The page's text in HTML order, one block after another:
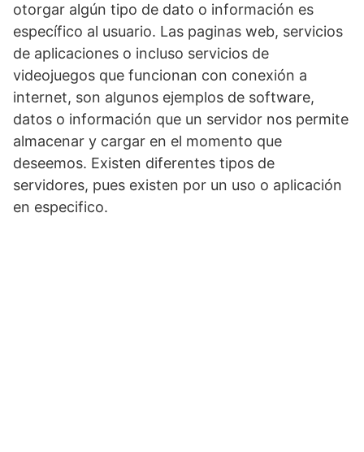
otorgar algún tipo de dato o información es
específico al usuario. Las paginas web, servicios
de aplicaciones o incluso servicios de
videojuegos que funcionan con conexión a
internet, son algunos ejemplos de software,
datos o información que un servidor nos permite
almacenar y cargar en el momento que
deseemos. Existen diferentes tipos de
servidores, pues existen por un uso o aplicación
en especifico.